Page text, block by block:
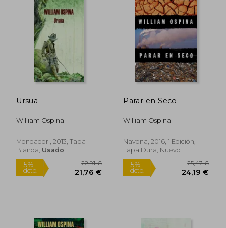
5%
dcto.
5%
dcto.
Ursua
William Ospina
Mondadori, 2013, Tapa
Blanda, Usado
Parar en Seco
William Ospina
Navona, 2016, 1 Edición,
Tapa Dura, Nuevo